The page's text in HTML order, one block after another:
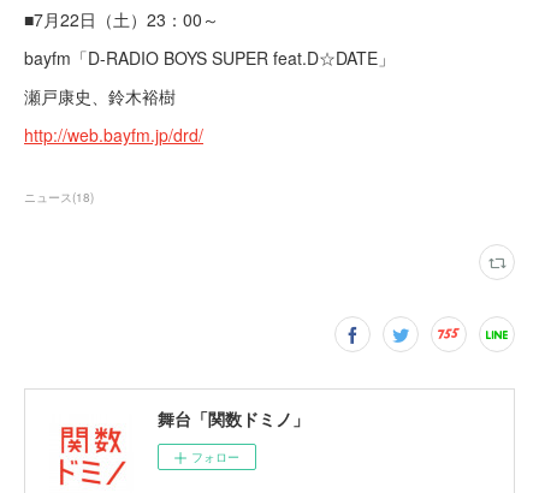
■7月22日（土）23：00～
bayfm「D-RADIO BOYS SUPER feat.D☆DATE」
瀬戸康史、鈴木裕樹
http://web.bayfm.jp/drd/
ニュース(18)
舞台「関数ドミノ」
フォロー